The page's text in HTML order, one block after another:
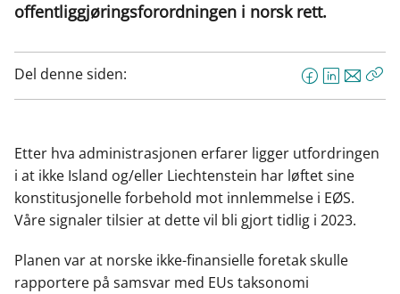
offentliggjøringsforordningen i norsk rett.
Del denne siden:
F
a
e
b
o
o
k
L
i
k
e
d
I
E
-
o
s
t
Etter hva administrasjonen erfarer ligger utfordringen
i at ikke Island og/eller Liechtenstein har løftet sine
konstitusjonelle forbehold mot innlemmelse i EØS.
Våre signaler tilsier at dette vil bli gjort tidlig i 2023.
Planen var at norske ikke-finansielle foretak skulle
rapportere på samsvar med EUs taksonomi